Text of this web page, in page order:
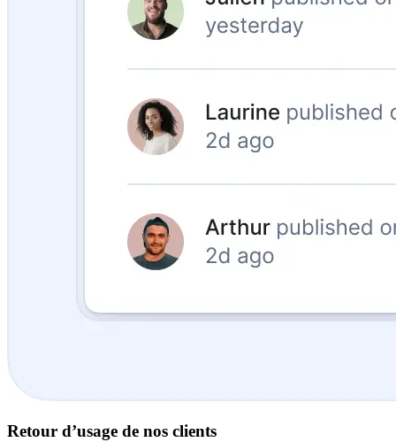
Retour d’usage de nos clients